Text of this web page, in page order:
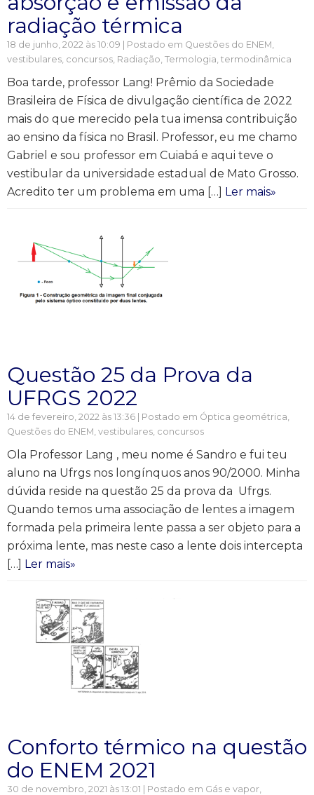
radiação térmica
18 de junho, 2022 às 10:09 | Postado em Questões do ENEM,
vestibulares, concursos, Radiação, Termologia, termodinâmica
Boa tarde, professor Lang! Prêmio da Sociedade
Brasileira de Física de divulgação científica de 2022
mais do que merecido pela tua imensa contribuição
ao ensino da física no Brasil. Professor, eu me chamo
Gabriel e sou professor em Cuiabá e aqui teve o
vestibular da universidade estadual de Mato Grosso.
Acredito ter um problema em uma […] Ler mais»
Questão 25 da Prova da
UFRGS 2022
14 de fevereiro, 2022 às 13:36 | Postado em Óptica geométrica,
Questões do ENEM, vestibulares, concursos
Ola Professor Lang , meu nome é Sandro e fui teu
aluno na Ufrgs nos longínquos anos 90/2000. Minha
dúvida reside na questão 25 da prova da Ufrgs.
Quando temos uma associação de lentes a imagem
formada pela primeira lente passa a ser objeto para a
próxima lente, mas neste caso a lente dois intercepta
[…] Ler mais»
Conforto térmico na questão
do ENEM 2021
30 de novembro, 2021 às 13:01 | Postado em Gás e vapor,